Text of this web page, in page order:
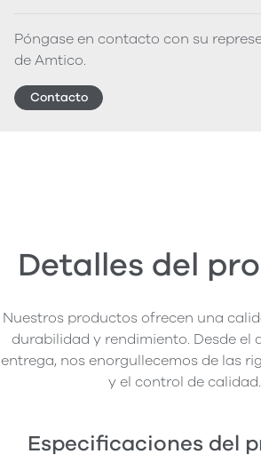
Póngase en contacto con su
de Amtico.
Contacto
Detalles del
Nuestros productos ofrecen una
durabilidad y rendimiento. Desde el
entrega, nos enorgullecemos de las
y el control de calidad.
Especificaciones del